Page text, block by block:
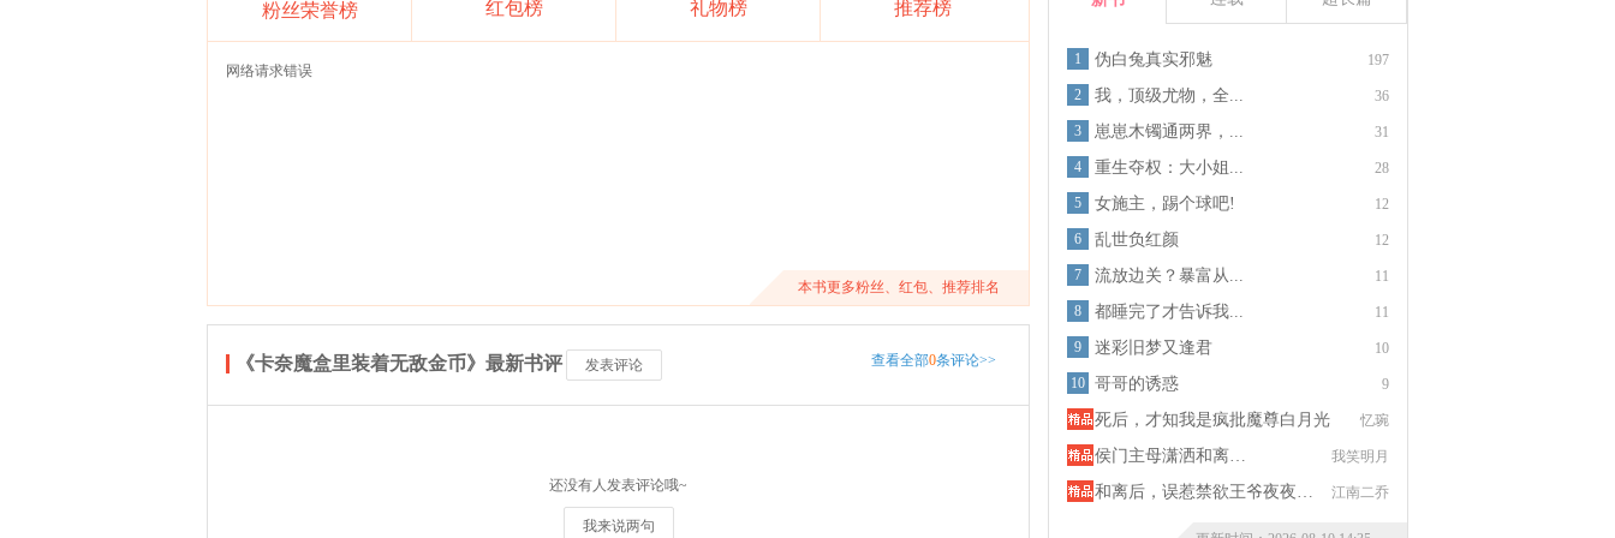
粉丝荣誉榜 红包榜 礼物榜 推荐榜
网络请求错误
本书更多粉丝、红包、推荐排名
查看全部0条评论>>
《卡奈魔盒里装着无敌金币》最新书评 发表评论
还没有人发表评论哦~
我来说两句
197
1 伪白兔真实邪魅
36
2 我，顶级尤物，全...
31
3 崽崽木镯通两界，...
28
4 重生夺权：大小姐...
12
5 女施主，踢个球吧!
12
6 乱世负红颜
11
7 流放边关？暴富从...
11
8 都睡完了才告诉我...
10
9 迷彩旧梦又逢君
9
10 哥哥的诱惑
忆琬
死后，才知我是疯批魔尊白月光
我笑明月
侯门主母潇洒和离…
江南二乔
和离后，误惹禁欲王爷夜夜…